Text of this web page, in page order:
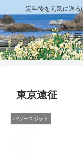
定年後を元気に送る
定
東京遠征
パワースポット